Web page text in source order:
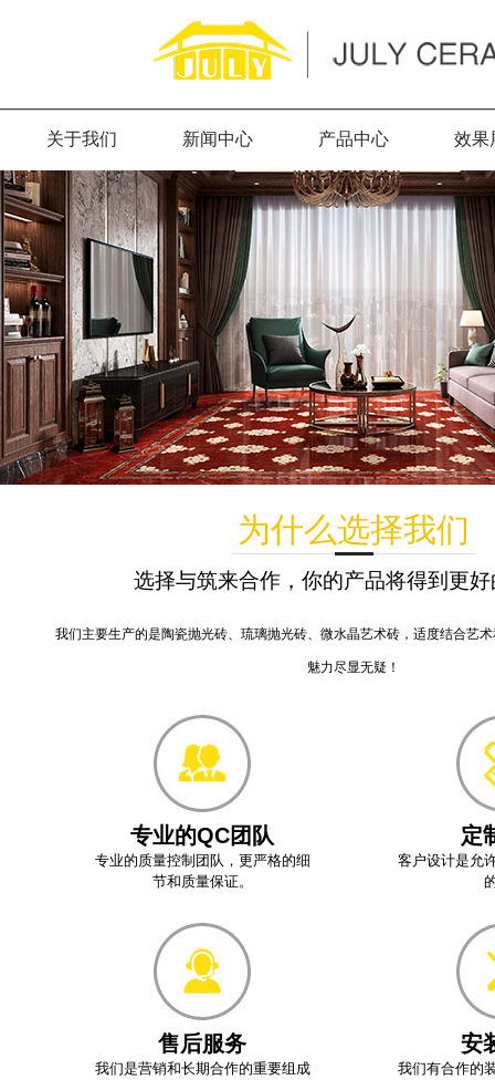
关于我们 新闻中心 产品中心 效果
为什么选择我们
选择与筑来合作，你的产品将得到更
我们主要生产的是陶瓷抛光砖、琉璃抛光砖、微水晶艺术砖，适度结合艺
魅力尽显无疑！
专业的QC团队
专业的质量控制团队，更严格的细
节和质量保证。
定
客户设计是允
售后服务
我们是营销和长期合作的重要组成
安
我们有合作的